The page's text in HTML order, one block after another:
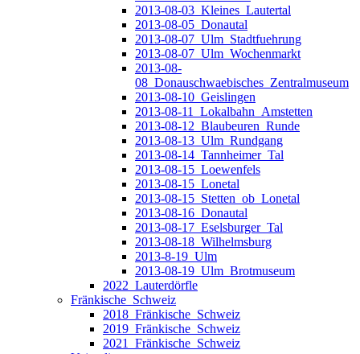
2013-08-03_Kleines_Lautertal
2013-08-05_Donautal
2013-08-07_Ulm_Stadtfuehrung
2013-08-07_Ulm_Wochenmarkt
2013-08-
08_Donauschwaebisches_Zentralmuseum
2013-08-10_Geislingen
2013-08-11_Lokalbahn_Amstetten
2013-08-12_Blaubeuren_Runde
2013-08-13_Ulm_Rundgang
2013-08-14_Tannheimer_Tal
2013-08-15_Loewenfels
2013-08-15_Lonetal
2013-08-15_Stetten_ob_Lonetal
2013-08-16_Donautal
2013-08-17_Eselsburger_Tal
2013-08-18_Wilhelmsburg
2013-8-19_Ulm
2013-08-19_Ulm_Brotmuseum
2022_Lauterdörfle
Fränkische_Schweiz
2018_Fränkische_Schweiz
2019_Fränkische_Schweiz
2021_Fränkische_Schweiz